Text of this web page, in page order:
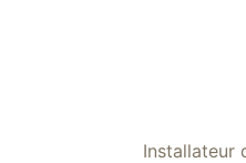
Installateur